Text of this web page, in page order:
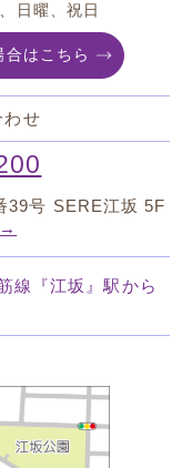
日曜、祝日
はこちら
わせ
39号 SERE江坂 5F
線
『江坂』駅から